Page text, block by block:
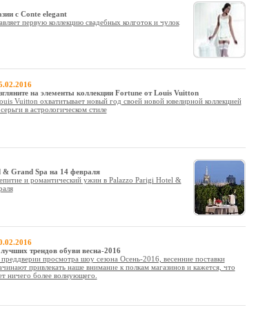
c Conte elegant
первую коллекцию свадебных колготок и чулок
на элементы коллекции Fortune от Louis Vuitton
Vuitton охватитывает новый год своей новой ювелирной коллекцией
в астрологическом стиле
Grand Spa на 14 февраля
и романтический ужин в Palazzo Parigi Hotel &
трендов обуви весна-2016
просмотра шоу сезона Осень-2016, весенние поставки
привлекать наше внимание к полкам магазинов и кажется, что
ничего более волнующего.